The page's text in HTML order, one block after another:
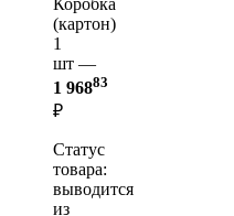
(картон)
1
шт —
1 96883
₽
Статус
товара:
выводится
из